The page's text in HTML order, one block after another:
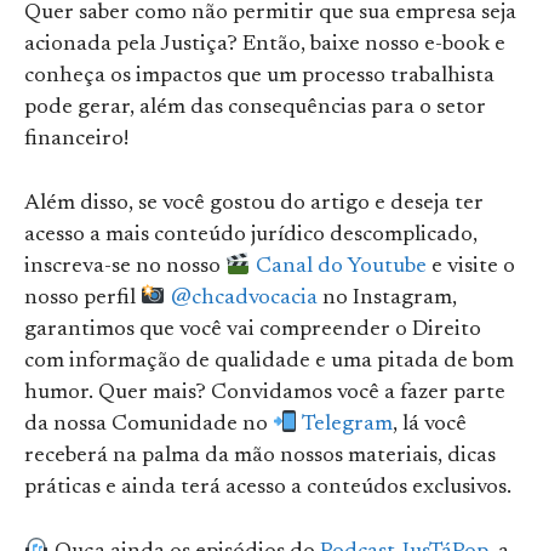
Quer saber como não permitir que sua empresa seja
acionada pela Justiça? Então, baixe nosso e-book e
conheça os impactos que um processo trabalhista
pode gerar, além das consequências para o setor
financeiro!
Além disso, se você gostou do artigo e deseja ter
acesso a mais conteúdo jurídico descomplicado,
inscreva-se no nosso
Canal do Youtube e visite o
nosso perfil
@chcadvocaciano Instagram,
garantimos que você vai compreender o Direito
com informação de qualidade e uma pitada de bom
humor. Quer mais? Convidamos você a fazer parte
da nossa Comunidade no
Telegram, lá você
receberá na palma da mão nossos materiais, dicas
práticas e ainda terá acesso a conteúdos exclusivos.